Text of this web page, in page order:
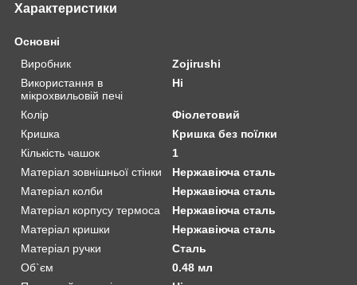
Характеристики
Основні
Виробник
Zojirushi
Використання в
мікрохвильовій печі
Ні
Колір
Фіолетовий
Кришка
Кришка без поїлки
Кількість чашок
1
Матеріал зовнішньої стінки
Нержавіюча сталь
Матеріал колби
Нержавіюча сталь
Матеріал корпусу термоса
Нержавіюча сталь
Матеріал кришки
Нержавіюча сталь
Матеріал ручки
Сталь
Об`єм
0.48 мл